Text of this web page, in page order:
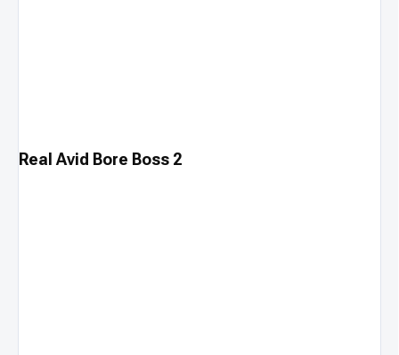
Real Avid Bore Boss 2